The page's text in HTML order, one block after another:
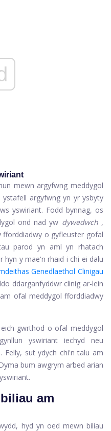
mewn argyfwng meddygol
argyfwng yn yr ysbyty
yswiriant. Fodd bynnag, os
ond nad yw dywedwch,
o gyfleuster gofal
parod yn aml yn rhatach
y mae'n rhaid i chi ei dalu
Genedlaethol Clinigau
ddarganfyddwr clinig ar-lein
ofal meddygol fforddiadwy
gwrthod o ofal meddygol
yswiriant iechyd neu
Felly, sut ydych chi'n talu am
bum awgrym arbed arian
am
hyd yn oed mewn biliau